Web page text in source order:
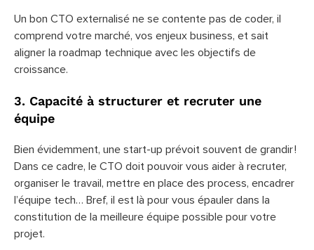
Un bon CTO externalisé ne se contente pas de coder, il
comprend votre marché, vos enjeux business, et sait
aligner la roadmap technique avec les objectifs de
croissance.
3. Capacité à structurer et recruter une
équipe
Bien évidemment, une start-up prévoit souvent de grandir !
Dans ce cadre, le CTO doit pouvoir vous aider à recruter,
organiser le travail, mettre en place des process, encadrer
l’équipe tech… Bref, il est là pour vous épauler dans la
constitution de la meilleure équipe possible pour votre
projet.